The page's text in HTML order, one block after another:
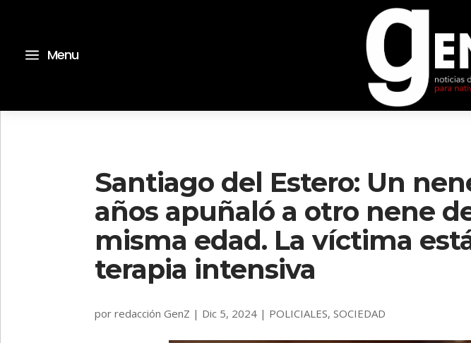
a Menu
Santiago del Estero: Un
años apuñaló a otro nene
misma edad. La víctima
terapia intensiva
porredacción GenZ | Dic 5, 2024 | POLICIALES,SOCIEDAD